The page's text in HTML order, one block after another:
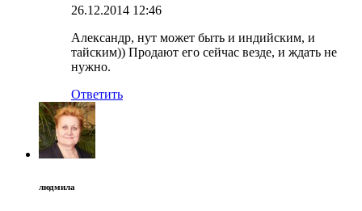
26.12.2014 12:46
Александр, нут может быть и индийским, и
тайским)) Продают его сейчас везде, и ждать не
нужно.
Ответить
людмила